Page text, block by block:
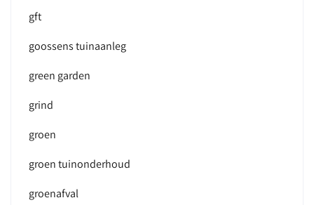
gft
goossens tuinaanleg
green garden
grind
groen
groen tuinonderhoud
groenafval